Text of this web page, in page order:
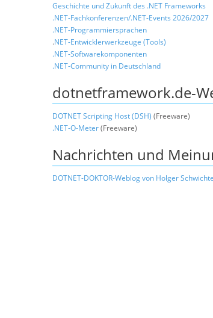
Geschichte und Zukunft des .NET Frameworks
.NET-Fachkonferenzen/.NET-Events 2026/2027
.NET-Programmiersprachen
.NET-Entwicklerwerkzeuge (Tools)
.NET-Softwarekomponenten
.NET-Community in Deutschland
dotnetframework.de-
DOTNET Scripting Host (DSH) (Freeware)
.NET-O-Meter(Freeware)
Nachrichten und
DOTNET-DOKTOR-Weblog von Holger